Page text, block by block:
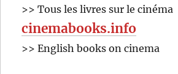
>> Tous les livres sur le cinéma
cinemabooks.info
>> English books on cinema